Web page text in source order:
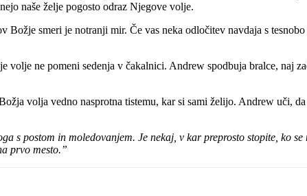
naše želje pogosto odraz Njegove volje.
Božje smeri je notranji mir. Če vas neka odločitev navdaja s
volje ne pomeni sedenja v čakalnici. Andrew spodbuja bralce, naj
volja vedno nasprotna tistemu, kar si sami želijo. Andrew uči,
s postom in moledovanjem. Je nekaj, v kar preprosto stopite, ko
prvo mesto.”